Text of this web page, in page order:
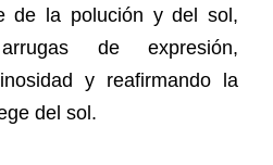
de la polución y del sol,
de expresión,
y reafirmando la
del sol.